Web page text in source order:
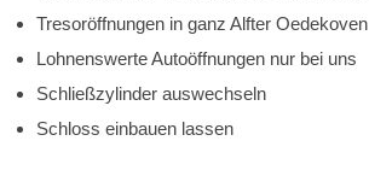
Tresoröffnungen in ganz Alfter Oedekoven
Lohnenswerte Autoöffnungen nur bei uns
Schließzylinder auswechseln
Schloss einbauen lassen